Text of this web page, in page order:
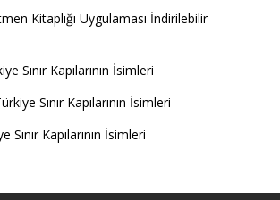
Kitaplığı Uygulaması İndirilebilir
Sınır Kapılarının İsimleri
Sınır Kapılarının İsimleri
Sınır Kapılarının İsimleri